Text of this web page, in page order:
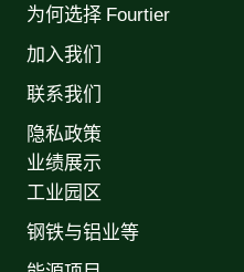
为何选择 Fourtier
加入我们
联系我们
隐私政策
业绩展示
工业园区
钢铁与铝业等